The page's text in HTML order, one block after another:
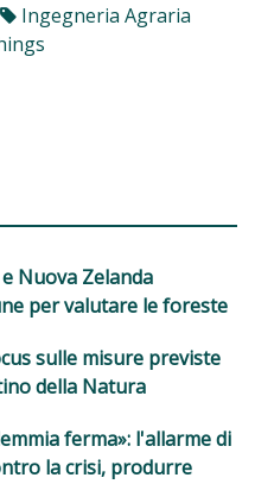
Ingegneria Agraria
Nuova Zelanda
per valutare le foreste
sulle misure previste
della Natura
ferma»: l'allarme di
la crisi, produrre